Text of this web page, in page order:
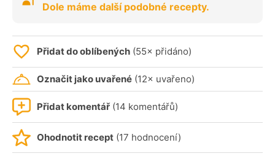
Dole máme další podobné recepty.
Přidat do oblíbených (55× přidáno)
Označit jako uvařené (12× uvařeno)
Přidat komentář (14 komentářů)
Ohodnotit recept (17 hodnocení)